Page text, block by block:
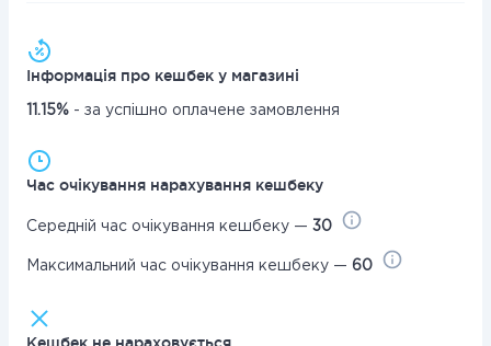
Інформація про кешбек у магазині
11.15% - за успішно оплачене замовлення
Час очікування нарахування кешбеку
Середній час очікування кешбеку — 30
Максимальний час очікування кешбеку — 60